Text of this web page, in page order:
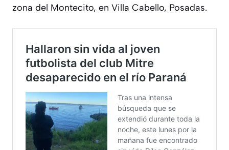
zona del Montecito, en Villa Cabello, Posadas.